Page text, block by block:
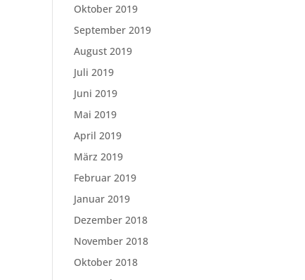
Oktober 2019
September 2019
August 2019
Juli 2019
Juni 2019
Mai 2019
April 2019
März 2019
Februar 2019
Januar 2019
Dezember 2018
November 2018
Oktober 2018